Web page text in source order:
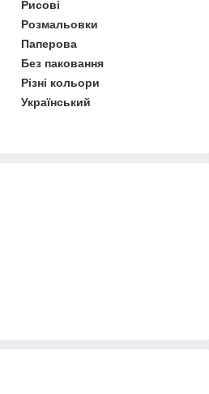
Рисові
Розмальовки
Паперова
Без паковання
Різні кольори
Український